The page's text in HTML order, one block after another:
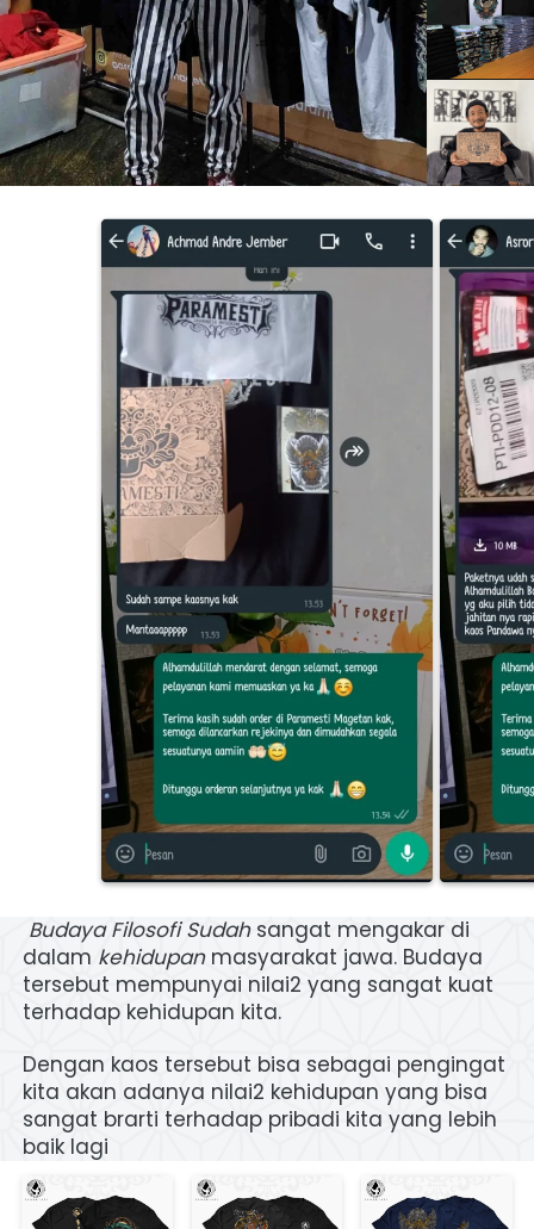
Budaya Filosofi Sudah sangat mengakar di
dalam kehidupan masyarakat jawa. Budaya
tersebut mempunyai nilai2 yang sangat kuat
terhadap kehidupan kita.
Dengan kaos tersebut bisa sebagai pengingat
kita akan adanya nilai2 kehidupan yang bisa
sangat brarti terhadap pribadi kita yang lebih
baik lagi